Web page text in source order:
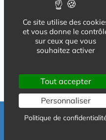
Flux RSS
Newsletter
Reseaux Sociaux
Besoin
Ce site utilise des
et vous donne le
sur ceux que vous
souhaitez activer
Tout accepter
Personnaliser
Politique de